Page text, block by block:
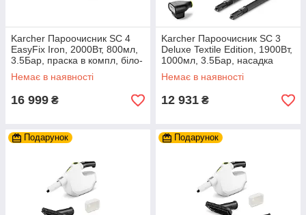
Karcher Пароочисник SC 4
EasyFix Iron, 2000Вт, 800мл,
3.5Бар, праска в компл, біло-
чорний
Немає в наявності
16 999 ₴
Karcher Пароочисник SC 3
Deluxe Textile Edition, 1900Вт,
1000мл, 3.5Бар, насадка
відпарювач в компл.,
Немає в наявності
12 931 ₴
Подарунок Подарунок